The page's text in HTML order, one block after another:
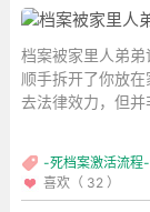
档案被家里人弟弟
顺手拆开了你放
去法律效力，但
-死档案激活流程
喜欢（ 32 ）